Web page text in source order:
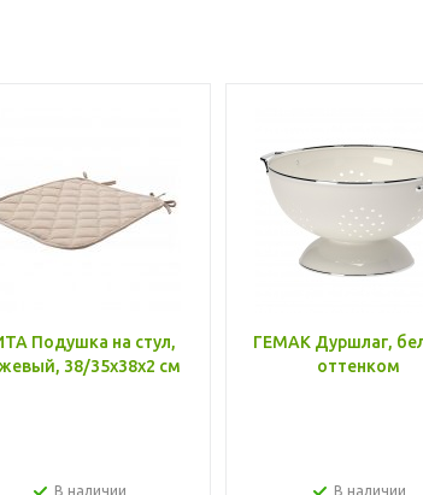
Подушка на стул,
38/35x38x2 см
В наличии
ГЕМАК Дуршлаг,
оттенком
В наличии